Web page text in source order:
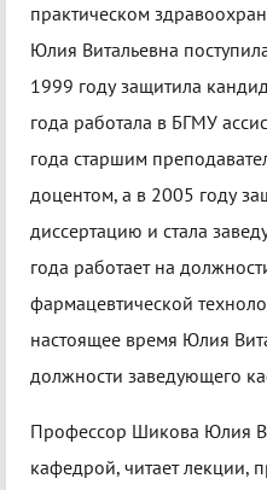
практическом
Юлия Витальевна
1999 году защитила
года работала в БГМУ
года старшим
доцентом, а в 2005 году
диссертацию и стала
года работает на
фармацевтической
настоящее время Юлия
должности заведующего
Профессор Шикова Юлия
кафедрой, читает лекции,